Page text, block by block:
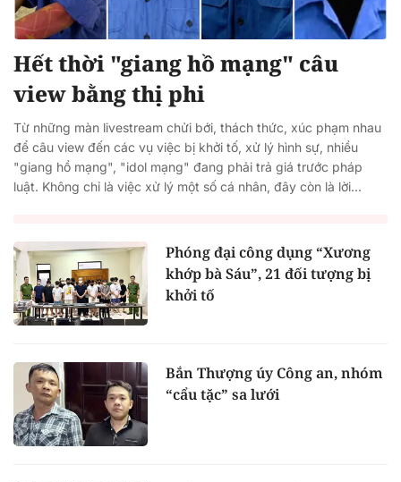
Hết thời "giang hồ mạng" câu
view bằng thị phi
Từ những màn livestream chửi bới, thách thức, xúc phạm nhau
để câu view đến các vụ việc bị khởi tố, xử lý hình sự, nhiều
"giang hồ mạng", "idol mạng" đang phải trả giá trước pháp
luật. Không chỉ là việc xử lý một số cá nhân, đây còn là lời...
Phóng đại công dụng “Xương
khớp bà Sáu”, 21 đối tượng bị
khởi tố
Bắn Thượng úy Công an, nhóm
“cẩu tặc” sa lưới